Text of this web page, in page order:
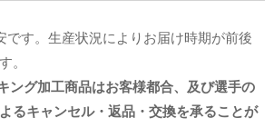
です。生産状況によりお届け時期が前後
。
ング加工商品はお客様都合、及び選手の
るキャンセル・返品・交換を承ることが